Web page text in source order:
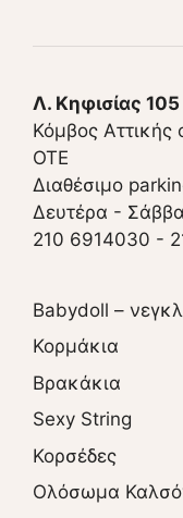
Λ. Κηφισίας
Κόμβος Αττικής
ΟΤΕ
Διαθέσιμο
Δευτέρα -
210 6914030 -
Babydoll –
Κορμάκια
Βρακάκια
Sexy String
Κορσέδες
Ολόσωμα